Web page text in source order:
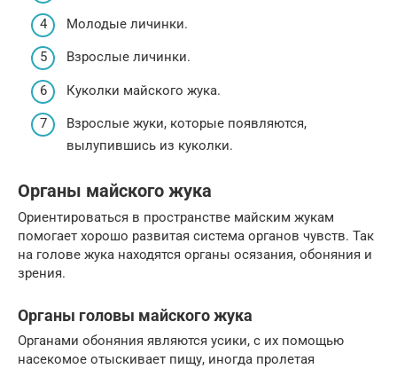
Молодые личинки.
Взрослые личинки.
Куколки майского жука.
Взрослые жуки, которые появляются,
вылупившись из куколки.
Органы майского жука
Ориентироваться в пространстве майским жукам
помогает хорошо развитая система органов чувств. Так
на голове жука находятся органы осязания, обоняния и
зрения.
Органы головы майского жука
Органами обоняния являются усики, с их помощью
насекомое отыскивает пищу, иногда пролетая